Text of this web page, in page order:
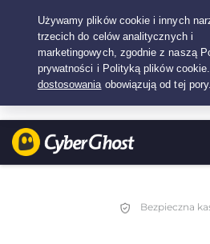
Twój wybór:Najlepsza umowa
/miesiąc
Bezpieczna